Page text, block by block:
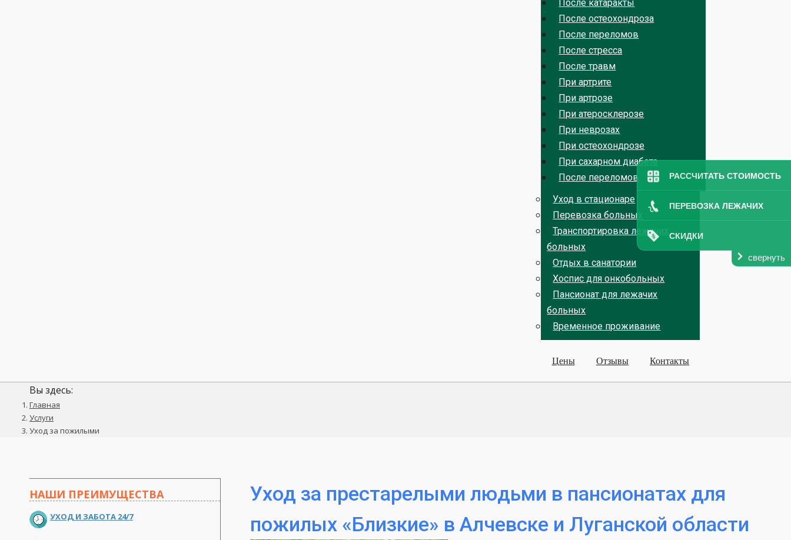
РАССЧИТАТЬ СТОИМОСТЬ
ПЕРЕВОЗКА ЛЕЖАЧИХ
СКИДКИ
свернуть
После катаракты
После остеохондроза
После переломов
После стресса
После травм
При артрите
При артрозе
При атеросклерозе
При неврозах
При остеохондрозе
При сахарном диабете
После переломов
Уход в стационаре
Перевозка больных
Транспортировка лежачих
больных
Отдых в санатории
Хоспис для онкобольных
Пансионат для лежачих
больных
Временное проживание
Цены Отзывы Контакты
Вы здесь:
Главная
Услуги
Уход за пожилыми
Уход за престарелыми людьми в пансионатах для
пожилых «Близкие» в Алчевске и Луганской области
НАШИ ПРЕИМУЩЕСТВА
УХОД И ЗАБОТА 24/7